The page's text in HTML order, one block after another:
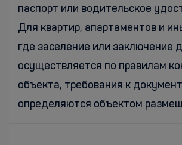
паспорт или водительское
Для квартир, апартаментов и
где заселение или заключение
осуществляется по правилам
объекта, требования к
определяются объектом